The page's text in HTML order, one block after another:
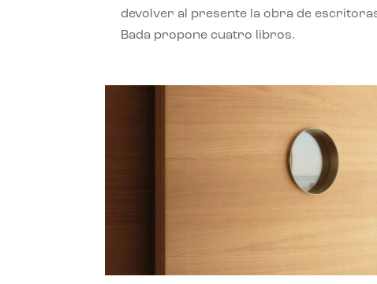
devolver al presente la obra de
Bada propone cuatro libros.